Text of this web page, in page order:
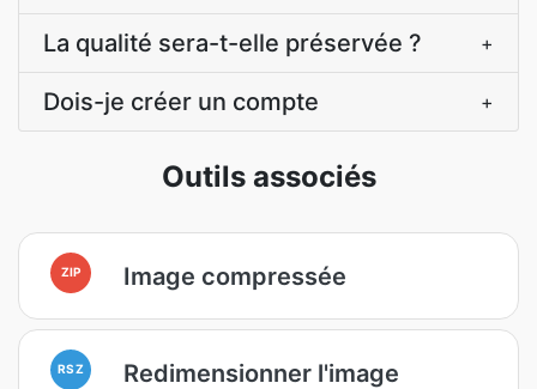
La qualité sera-t-elle préservée ? +
Dois-je créer un compte +
Outils associés
ZIP Image compressée
RSZ Redimensionner l'image